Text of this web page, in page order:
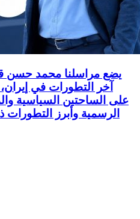
يضع مراسلنا محمد حسن
آخر التطورات في
على الساحتين السياسية
الرسمية وأبرز التطورات